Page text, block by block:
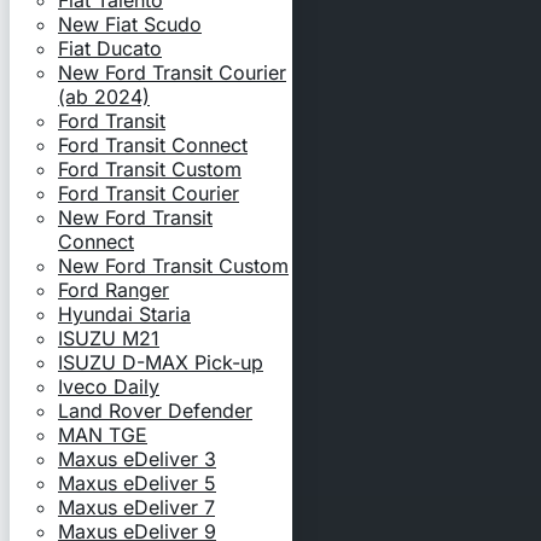
New Fiat Scudo
Fiat Ducato
New Ford Transit Courier
(ab 2024)
Ford Transit
Ford Transit Connect
Ford Transit Custom
Ford Transit Courier
New Ford Transit
Connect
New Ford Transit Custom
Ford Ranger
Hyundai Staria
ISUZU M21
ISUZU D-MAX Pick-up
Iveco Daily
Land Rover Defender
MAN TGE
Maxus eDeliver 3
Maxus eDeliver 5
Maxus eDeliver 7
Maxus eDeliver 9